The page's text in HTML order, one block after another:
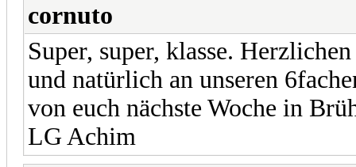
cornuto
Super, super, klasse.
und natürlich an unseren
von euch nächste Woche in
LG Achim